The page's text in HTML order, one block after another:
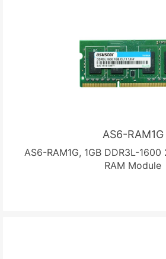
AS6-RAM1G
AS6-RAM1G, 1GB DDR3L-
RAM Module